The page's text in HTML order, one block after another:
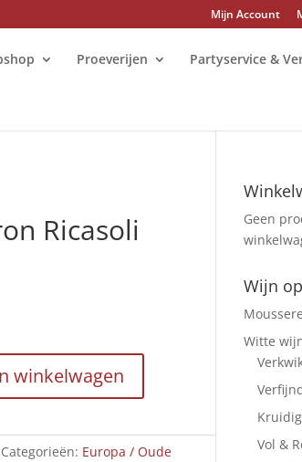
Mijn Account
Proeverijen Partyservice &
Ricasoli
winkelwagen
Categorieën: Europa / Oude
Geen
Wijn
Witte
Kruidig
Vol &